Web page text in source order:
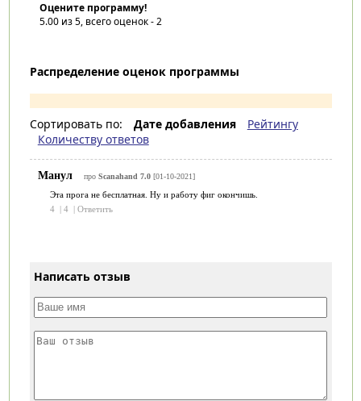
Оцените программу!
5.00из 5, всего оценок -2
Распределение оценок программы
Сортировать по: Дате добавления
Рейтингу
Количеству ответов
Манул про Scanahand 7.0[01-10-2021]
Эта прога не бесплатная. Ну и работу фиг окончишь.
4 | 4 | Ответить
Написать отзыв